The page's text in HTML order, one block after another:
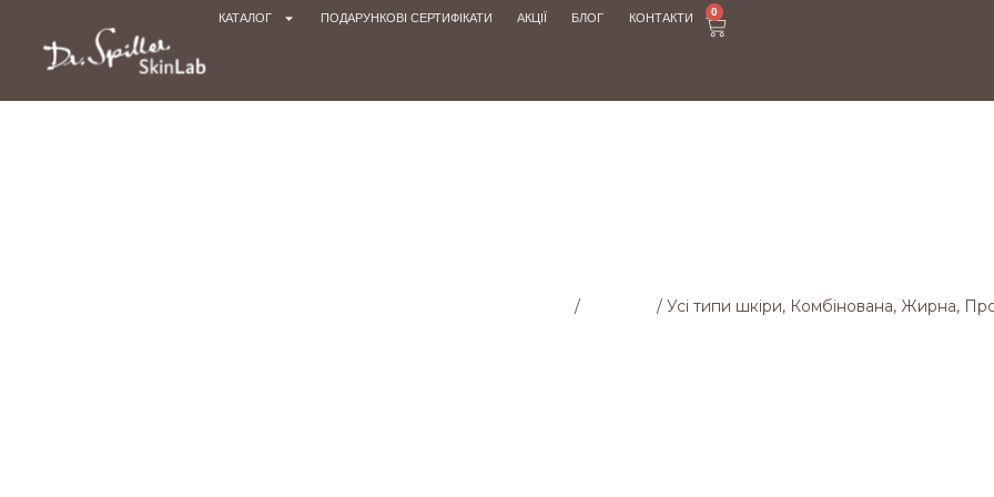
КАТАЛОГ ПОДАРУНКОВІ СЕРТИФІКАТИ АКЦІЇ БЛОГ КОНТАКТИ 0
/ / Усі типи шкіри, Комбінована, Жирна,